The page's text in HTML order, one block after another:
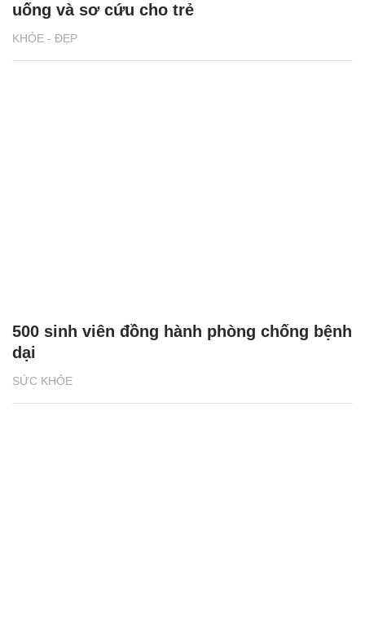
KHỎE - ĐẸP
uống và sơ cứu cho trẻ
SỨC KHỎE
500 sinh viên đồng hành phòng chống bệnh
dại